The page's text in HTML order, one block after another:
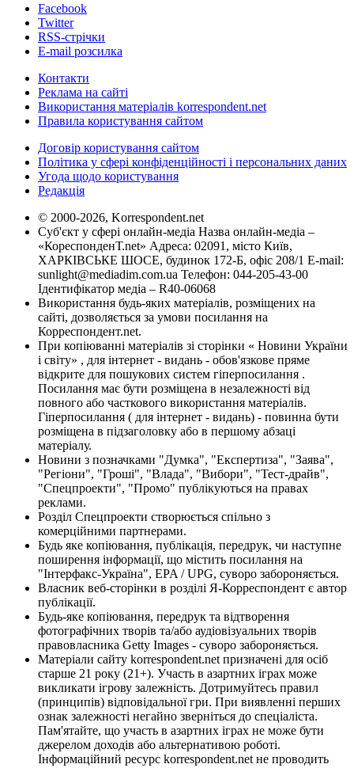
Facebook
Twitter
RSS-стрічки
E-mail розсилка
Контакти
Реклама на сайті
Використання матеріалів korrespondent.net
Правила користування сайтом
Договір користування сайтом
Політика у сфері конфіденційності і персональних даних
Угода щодо користування
Редакція
© 2000-2026, Korrespondent.net
Суб'єкт у сфері онлайн-медіа Назва онлайн-медіа –
«КореспонденТ.net» Адреса: 02091, місто Київ,
ХАРКІВСЬКЕ ШОСЕ, будинок 172-Б, офіс 208/1 E-mail:
sunlight@mediadim.com.ua Телефон: 044-205-43-00
Ідентифікатор медіа – R40-06068
Використання будь-яких матеріалів, розміщених на
сайті, дозволяється за умови посилання на
Корреспондент.net.
При копіюванні матеріалів зі сторінки « Новини України
і світу» , для інтернет - видань - обов'язкове пряме
відкрите для пошукових систем гіперпосилання .
Посилання має бути розміщена в незалежності від
повного або часткового використання матеріалів.
Гіперпосилання ( для інтернет - видань) - повинна бути
розміщена в підзаголовку або в першому абзаці
матеріалу.
Новини з позначками "Думка", "Експертиза", "Заява",
"Регіони", "Гроші", "Влада", "Вибори", "Тест-драйв",
"Спецпроекти", "Промо" публікуються на правах
реклами.
Розділ Спецпроекти створюється спільно з
комерційними партнерами.
Будь яке копіювання, публікація, передрук, чи наступне
поширення інформації, що містить посилання на
"Інтерфакс-Україна", EPA / UPG, суворо забороняється.
Власник веб-сторінки в розділі Я-Корреспондент є автор
публікації.
Будь-яке копіювання, передрук та відтворення
фотографічних творів та/або аудіовізуальних творів
правовласника Getty Images - суворо забороняється.
Матеріали сайту korrespondent.net призначені для осіб
старше 21 року (21+). Участь в азартних іграх може
викликати ігрову залежність. Дотримуйтесь правил
(принципів) відповідальної гри. При виявленні перших
ознак залежності негайно зверніться до спеціаліста.
Пам'ятайте, що участь в азартних іграх не може бути
джерелом доходів або альтернативою роботі.
Інформаційний ресурс korrespondent.net не проводить